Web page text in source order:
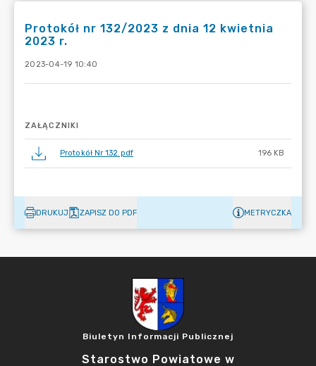
Protokół nr 132/2023 z dnia 12 kwietnia
2023 r.
2023-04-19 10:40
ZAŁĄCZNIKI
Protokół Nr 132.pdf 196 KB
DRUKUJ ZAPISZ DO PDF METRYCZKA
Biuletyn Informacji Publicznej
Starostwo Powiatowe w